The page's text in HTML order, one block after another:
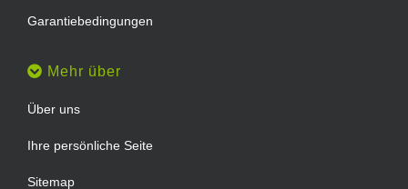
Garantiebedingungen
Mehr über
Über uns
Ihre persönliche Seite
Sitemap